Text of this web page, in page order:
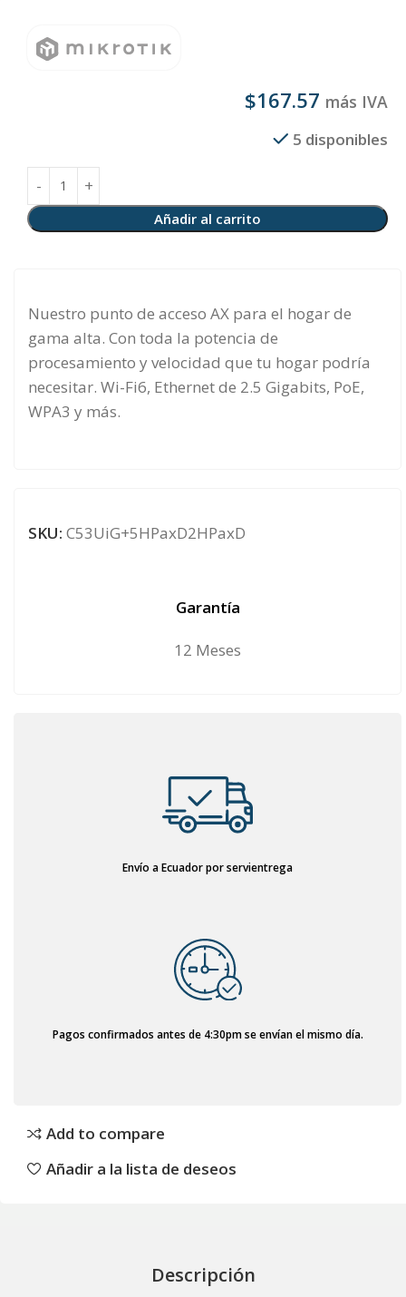
$167.57 más IVA
5 disponibles
Añadir al carrito
Nuestro punto de acceso AX para el hogar de
gama alta. Con toda la potencia de
procesamiento y velocidad que tu hogar podría
necesitar. Wi-Fi6, Ethernet de 2.5 Gigabits, PoE,
WPA3 y más.
SKU: C53UiG+5HPaxD2HPaxD
Garantía
12 Meses
Envío a Ecuador por servientrega
Pagos confirmados antes de 4:30pm se envían el mismo día.
Add to compare
Añadir a la lista de deseos
Descripción